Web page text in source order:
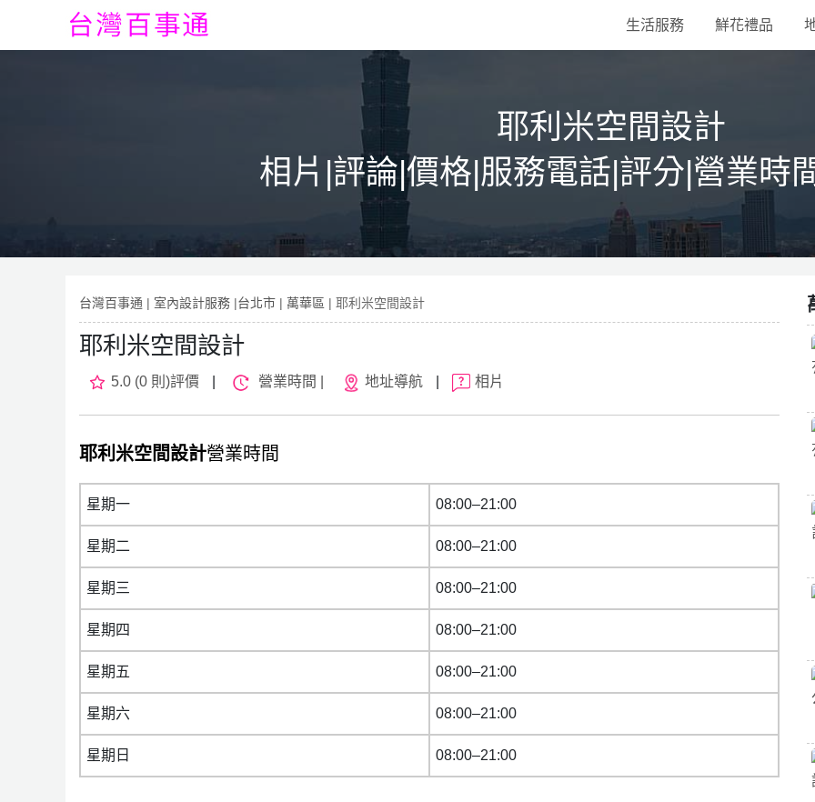
生活服務 鮮花禮品
耶利米空間設計
相片|評論|價格|服務電話|評分|營業時
台灣百事通 | 室內設計服務 |台北市 | 萬華區 | 耶利米空間設計
耶利米空間設計
5.0 (0 則)評價 營業時間 | 地址導航 相片
耶利米空間設計營業時間
星期一 08:00–21:00
星期二 08:00–21:00
星期三 08:00–21:00
星期四 08:00–21:00
星期五 08:00–21:00
星期六 08:00–21:00
星期日 08:00–21:00